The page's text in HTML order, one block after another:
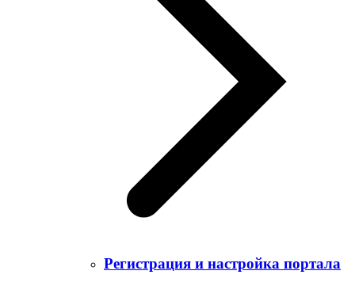
Регистрация и настройка портала